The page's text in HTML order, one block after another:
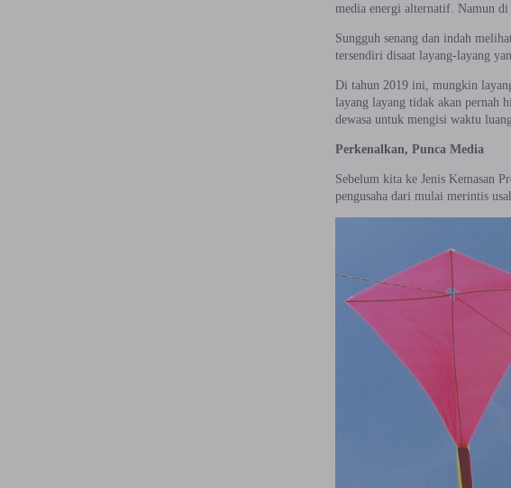
media energi alternatif. Namun di
Sungguh senang dan indah
tersendiri disaat layang-layang
Di tahun 2019 ini, mungkin
layang layang tidak akan pernah
dewasa untuk mengisi waktu luang.
Perkenalkan, Punca Media
Sebelum kita ke Jenis Kemasan
pengusaha dari mulai merintis